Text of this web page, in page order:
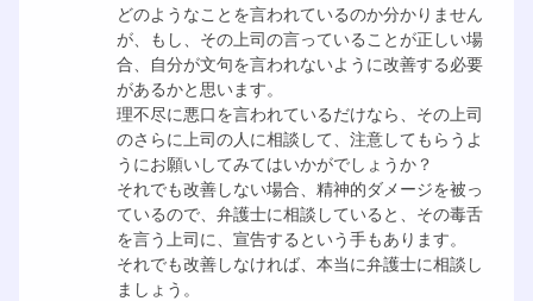
どのようなことを言われているのか分かりません
が、もし、その上司の言っていることが正しい場
合、自分が文句を言われないように改善する必要
があるかと思います。
理不尽に悪口を言われているだけなら、その上司
のさらに上司の人に相談して、注意してもらうよ
うにお願いしてみてはいかがでしょうか？
それでも改善しない場合、精神的ダメージを被っ
ているので、弁護士に相談していると、その毒舌
を言う上司に、宣告するという手もあります。
それでも改善しなければ、本当に弁護士に相談し
ましょう。